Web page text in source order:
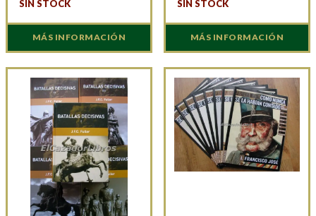
SIN STOCK
MÁS INFORMACIÓN
SIN STOCK
MÁS INFORMACIÓN